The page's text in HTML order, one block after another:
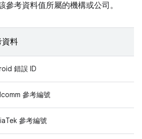
參考資料值所屬的機構或公司。
資料
錯誤 ID
參考編號
參考編號